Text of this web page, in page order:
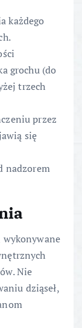
każdego
grochu (do
trzech
przez
się
nadzorem
Nie
dziąseł,